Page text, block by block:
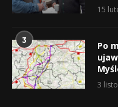
15
3
Po
3